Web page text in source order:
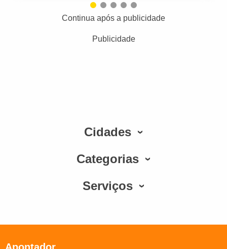
Continua após a publicidade
Publicidade
Cidades
Categorias
Serviços